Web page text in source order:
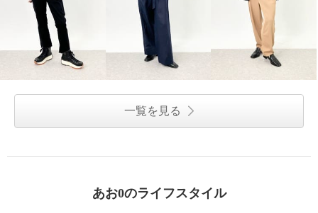
一覧を見る
あお0のライフスタイル